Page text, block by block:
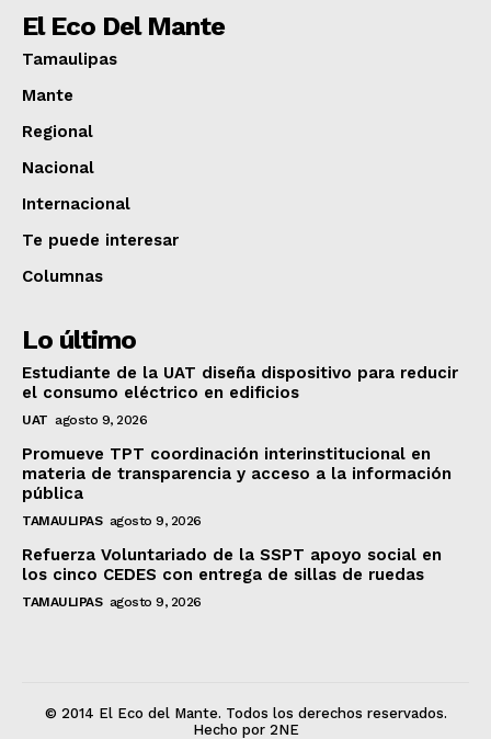
El Eco Del Mante
Tamaulipas
Mante
Regional
Nacional
Internacional
Te puede interesar
Columnas
Lo último
Estudiante de la UAT diseña dispositivo para reducir
el consumo eléctrico en edificios
UAT agosto 9, 2026
Promueve TPT coordinación interinstitucional en
materia de transparencia y acceso a la información
pública
TAMAULIPAS agosto 9, 2026
Refuerza Voluntariado de la SSPT apoyo social en
los cinco CEDES con entrega de sillas de ruedas
TAMAULIPAS agosto 9, 2026
© 2014 El Eco del Mante. Todos los derechos reservados.
Hecho por 2NE